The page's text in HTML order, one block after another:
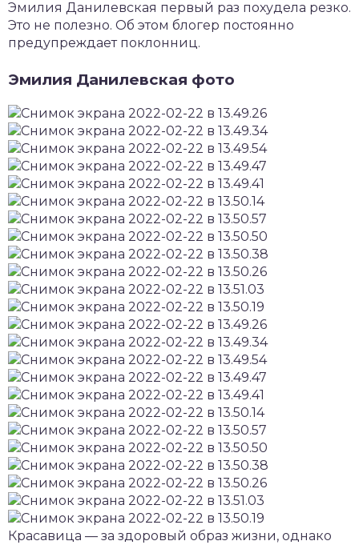
Эмилия Данилевская первый раз похудела резко.
Это не полезно. Об этом блогер постоянно
предупреждает поклонниц.
Эмилия Данилевская фото
Красавица — за здоровый образ жизни, однако